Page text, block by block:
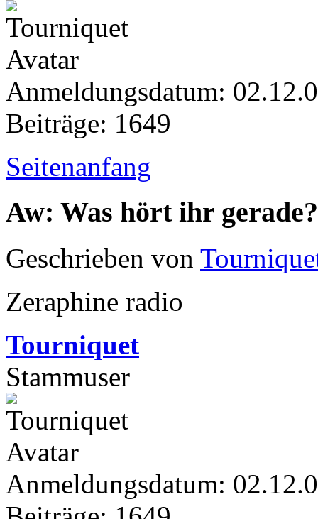
Anmeldungsdatum:
Beiträge: 1649
Seitenanfang
Aw: Was hört ihr gerade?
Geschrieben von
Zeraphine radio
Tourniquet
Stammuser
Anmeldungsdatum: